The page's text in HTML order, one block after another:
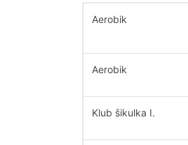
Aerobik
Aerobik
Klub šikulka I.